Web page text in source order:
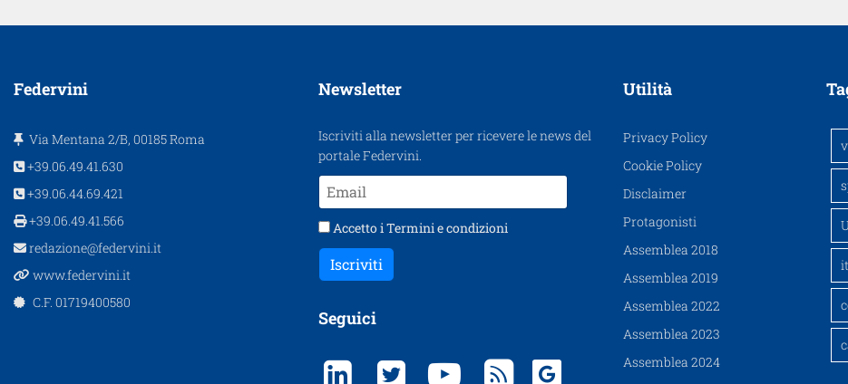
Federvini
Via Mentana 2/B, 00185 Roma
+39.06.49.41.630
+39.06.44.69.421
+39.06.49.41.566
redazione@federvini.it
www.federvini.it
C.F. 01719400580
Newsletter
Iscriviti alla newsletter per ricevere le news del
portale Federvini.
Accetto iTermini e condizioni
Iscriviti
Seguici
Utilità
Privacy Policy
Cookie Policy
Disclaimer
Protagonisti
Assemblea 2018
Assemblea 2019
Assemblea 2022
Assemblea 2023
Assemblea 2024